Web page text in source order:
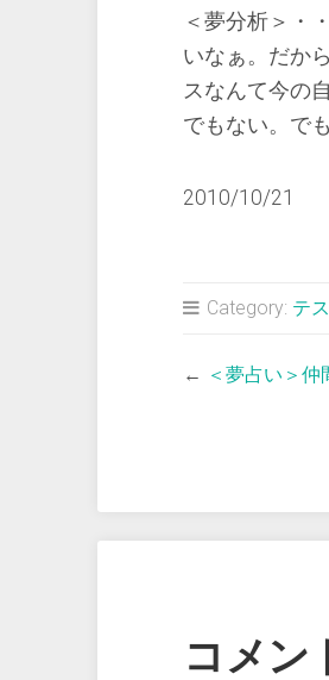
＜夢分析＞・
いなぁ。だか
スなんて今の
でもない。で
2010/10/21
Category: テ
← ＜夢占い＞
コメン